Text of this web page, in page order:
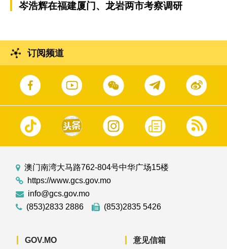
岑浩辉在福建厦门、龙岩两市考察调研
订阅频道
澳门南湾大马路762-804号中华广场15楼
https://www.gcs.gov.mo
info@gcs.gov.mo
(853)2833 2886
(853)2835 5426
GOV.MO 意见信箱